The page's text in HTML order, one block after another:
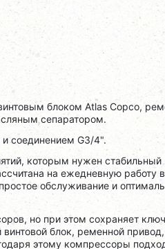
блоком Atlas Copco,
сепаратором.
соединением G3/4".
которым нужен стабильный
на ежедневную работу в
обслуживание и
но при этом сохраняет
блок, ременной привод,
этому компрессоры